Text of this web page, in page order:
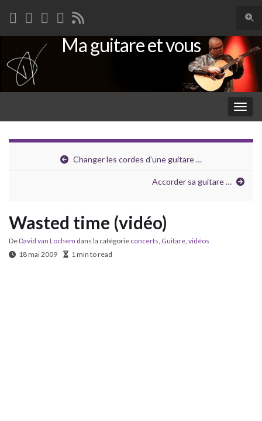
Search for:
Ma guitare et vous
Changer les cordes d’une guitare …
Accorder sa guitare …
Wasted time (vidéo)
DeDavid van Lochem dans la catégorie concerts Guitare vidéos
18 mai 2009
1 min to read